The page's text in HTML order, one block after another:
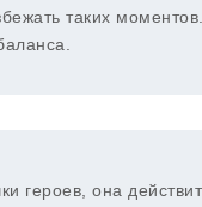
таких
героев, она